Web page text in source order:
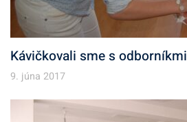
Kávičkovali sme s odborníkmi
9. júna 2017